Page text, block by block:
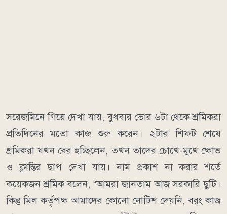
সরেজমিনে গিয়ে দেখা যায়, বুধবার ভোর ৬টা থেকে শ্রমিকরা
প্রতিদিনের মতো কাজ শুরু করেন। ২টার শিফট শেষে
শ্রমিকরা যখন বের হচ্ছিলেন, তখন তাদের চোখে-মুখে ক্ষোভ
ও ক্লান্তির ছাপ দেখা যায়। নাম প্রকাশ না করার শর্তে
কয়েকজন শ্রমিক বলেন, “আমরা জানতাম আজ সরকারি ছুটি।
কিন্তু মিল কর্তৃপক্ষ আমাদের কোনো নোটিশ দেয়নি, বরং কাজ